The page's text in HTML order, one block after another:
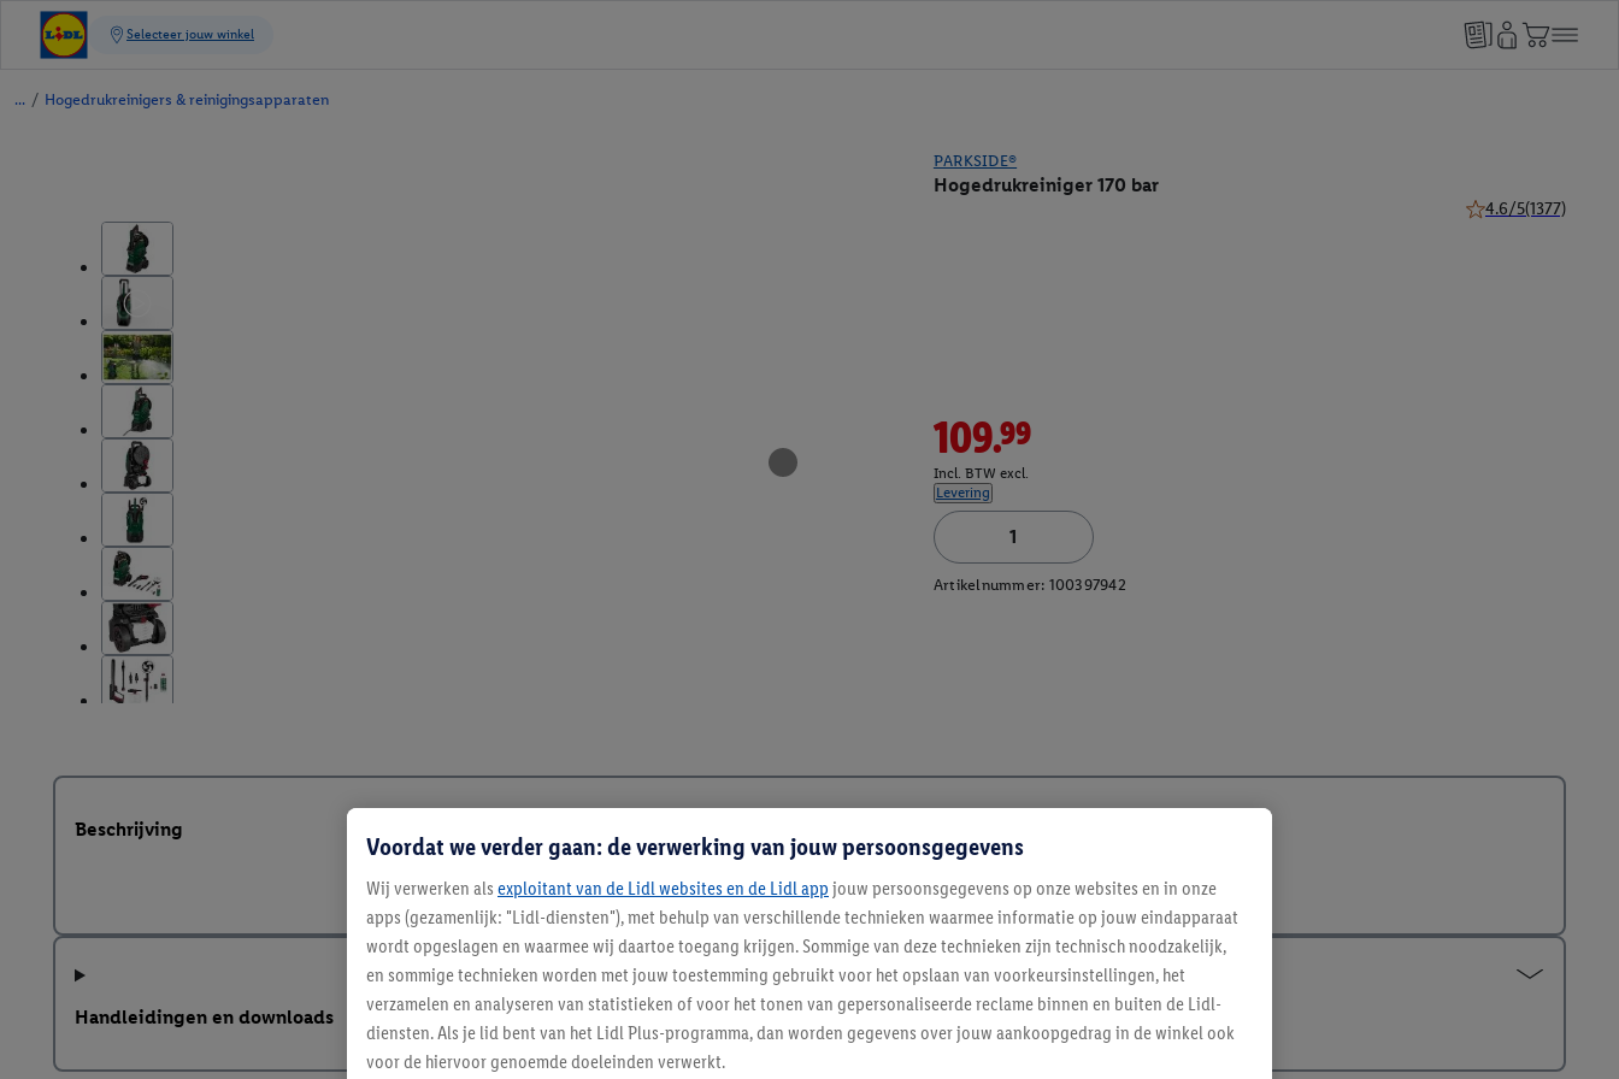
/ Hogedrukreinigers & reinigingsapparaten
PARKSIDE®
Hogedrukreiniger 170 bar
4.6/5(1377)
109.99
Incl. BTW excl.
Levering
Artikelnummer: 100397942
Beschrijving
Handleidingen en downloads
Voordat we verder gaan: de verwerking van jouw persoonsgegevens
Wij verwerken als exploitant van de Lidl websites en de Lidl app jouw persoonsgegevens op onze websites en in onze
apps (gezamenlijk: "Lidl-diensten"), met behulp van verschillende technieken waarmee informatie op jouw eindapparaat
wordt opgeslagen en waarmee wij daartoe toegang krijgen. Sommige van deze technieken zijn technisch noodzakelijk,
en sommige technieken worden met jouw toestemming gebruikt voor het opslaan van voorkeursinstellingen, het
verzamelen en analyseren van statistieken of voor het tonen van gepersonaliseerde reclame binnen en buiten de Lidl-
diensten. Als je lid bent van het Lidl Plus-programma, dan worden gegevens over jouw aankoopgedrag in de winkel ook
voor de hiervoor genoemde doeleinden verwerkt.